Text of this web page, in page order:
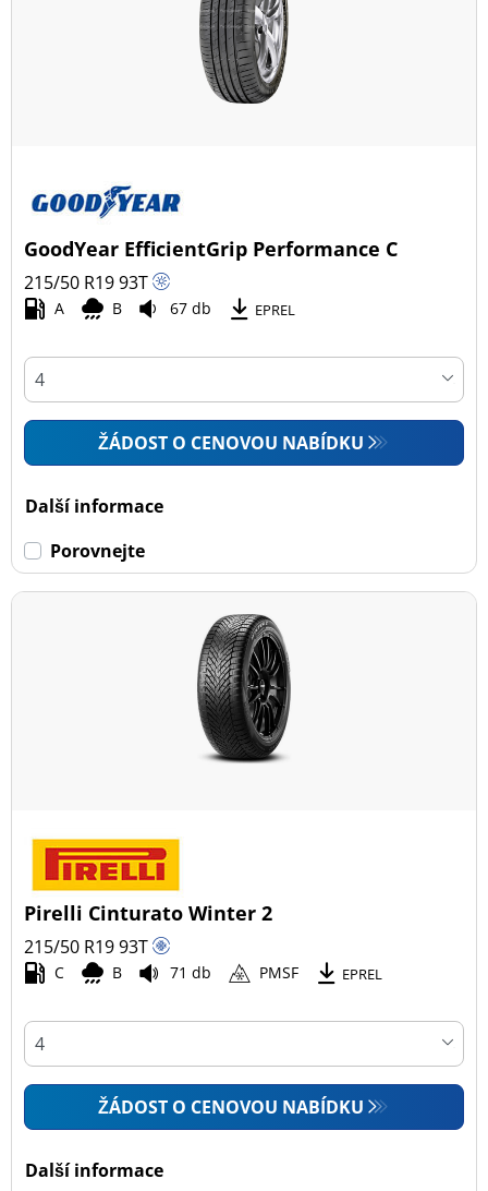
GoodYear EfficientGrip Performance C
215/50 R1993T
A B 67 db EPREL
ŽÁDOST O CENOVOU NABÍDKU
Další informace
Porovnejte
Pirelli Cinturato Winter 2
215/50 R1993T
C B 71 db PMSF EPREL
ŽÁDOST O CENOVOU NABÍDKU
Další informace